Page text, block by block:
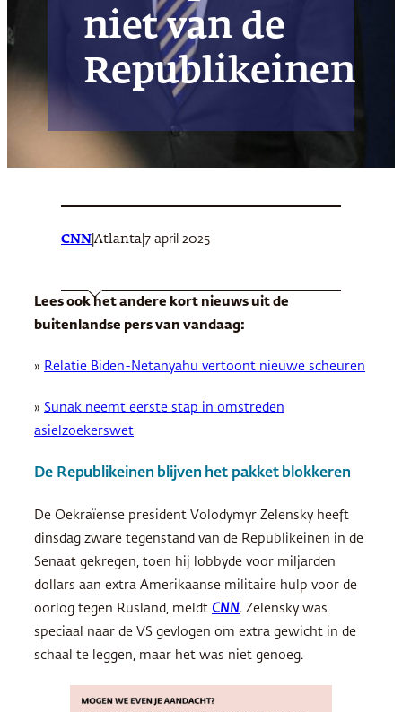
niet van de
Republikeinen
CNN Atlanta 7 april 2025
Lees ook het andere kort nieuws uit de
buitenlandse pers van vandaag:
» Relatie Biden-Netanyahu vertoont nieuwe scheuren
» Sunak neemt eerste stap in omstreden
asielzoekerswet
De Republikeinen blijven het pakket blokkeren
De Oekraïense president Volodymyr Zelensky heeft
dinsdag zware tegenstand van de Republikeinen in de
Senaat gekregen, toen hij lobbyde voor miljarden
dollars aan extra Amerikaanse militaire hulp voor de
oorlog tegen Rusland, meldt CNN. Zelensky was
speciaal naar de VS gevlogen om extra gewicht in de
schaal te leggen, maar het was niet genoeg.